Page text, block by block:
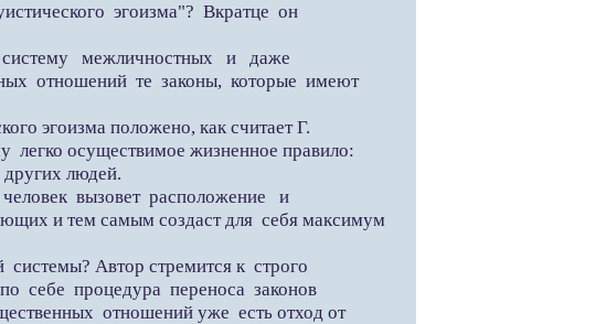
эгоизма"? Вкратце он
межличностных и даже
отношений те законы, которые имеют
эгоизма положено, как считает Г.
легко осуществимое жизненное правило:
других людей.
вызовет расположение и
и тем самым создаст для себя максимум
Автор стремится к строго
себе процедура переноса законов
отношений уже есть отход от